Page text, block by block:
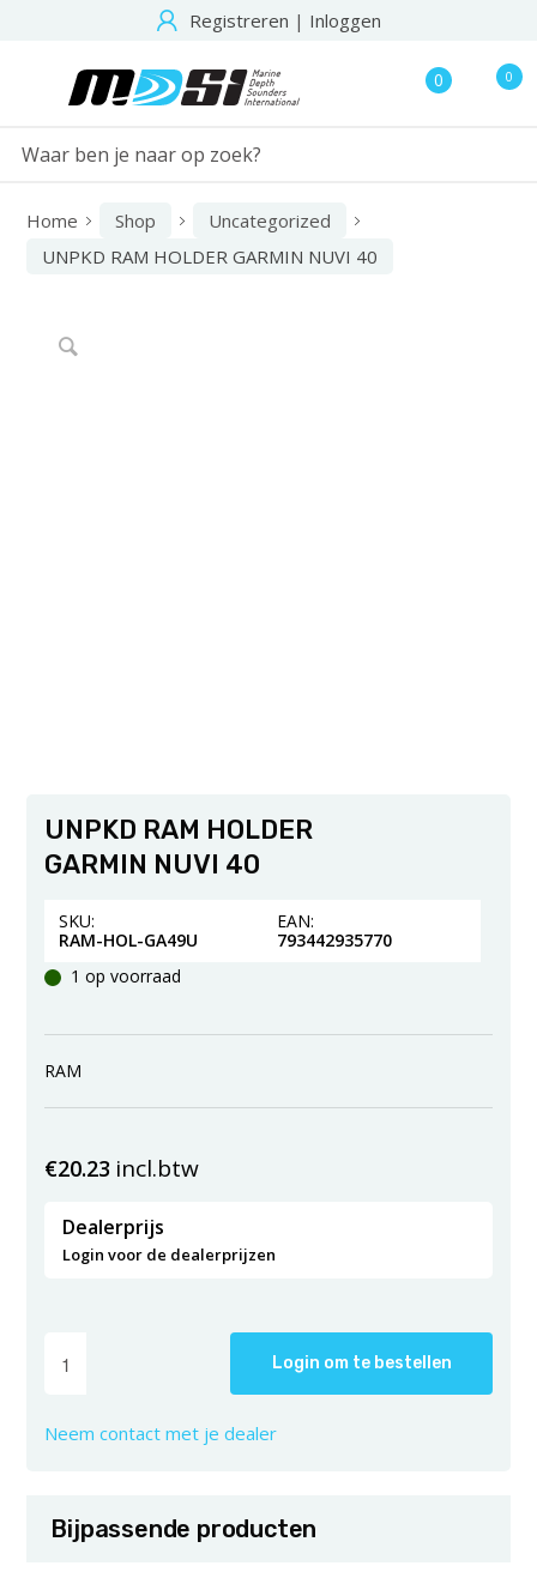
Registreren | Inloggen
0 0
Home Shop
Uncategorized
UNPKD RAM HOLDER GARMIN NUVI 40
UNPKD RAM HOLDER
GARMIN NUVI 40
SKU:
RAM-HOL-GA49U
EAN:
793442935770
1 op voorraad
RAM
€20.23 incl.btw
Dealerprijs
Login voor de dealerprijzen
Login om te bestellen
Neem contact met je dealer
Bijpassende producten